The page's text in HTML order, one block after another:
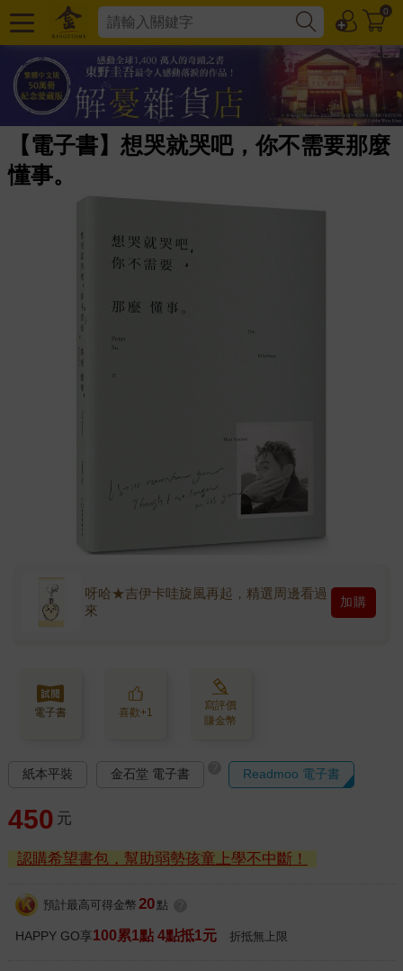
0
【電子書】想哭就哭吧，你不需要那麼
懂事。
呀哈★吉伊卡哇旋風再起，精選周邊看過
來
加購
電子書 喜歡+1
寫評價
賺金幣
紙本平裝 金石堂 電子書 Readmoo 電子書
450 元
認購希望書包，幫助弱勢孩童上學不中斷！
預計最高可得金幣 20 點
HAPPY GO享100累1點 4點抵1元 折抵無上限